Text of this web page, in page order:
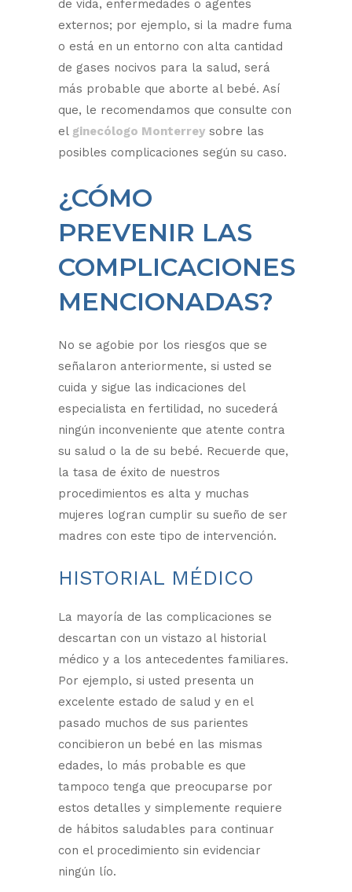
de vida, enfermedades o agentes
externos; por ejemplo, si la madre fuma
o está en un entorno con alta cantidad
de gases nocivos para la salud, será
más probable que aborte al bebé. Así
que, le recomendamos que consulte con
el ginecólogo Monterrey sobre las
posibles complicaciones según su caso.
¿CÓMO
PREVENIR LAS
COMPLICACIONES
MENCIONADAS?
No se agobie por los riesgos que se
señalaron anteriormente, si usted se
cuida y sigue las indicaciones del
especialista en fertilidad, no sucederá
ningún inconveniente que atente contra
su salud o la de su bebé. Recuerde que,
la tasa de éxito de nuestros
procedimientos es alta y muchas
mujeres logran cumplir su sueño de ser
madres con este tipo de intervención.
HISTORIAL MÉDICO
La mayoría de las complicaciones se
descartan con un vistazo al historial
médico y a los antecedentes familiares.
Por ejemplo, si usted presenta un
excelente estado de salud y en el
pasado muchos de sus parientes
concibieron un bebé en las mismas
edades, lo más probable es que
tampoco tenga que preocuparse por
estos detalles y simplemente requiere
de hábitos saludables para continuar
con el procedimiento sin evidenciar
ningún lío.